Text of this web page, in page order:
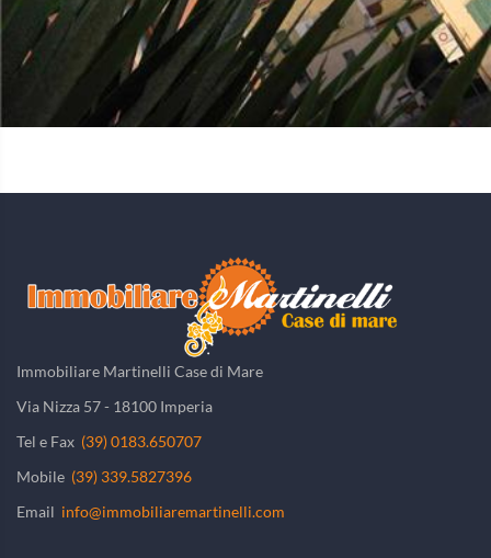
Immobiliare Martinelli Case di Mare
Via Nizza 57 - 18100 Imperia
Tel e Fax (39) 0183.650707
Mobile (39) 339.5827396
Email info@immobiliaremartinelli.com